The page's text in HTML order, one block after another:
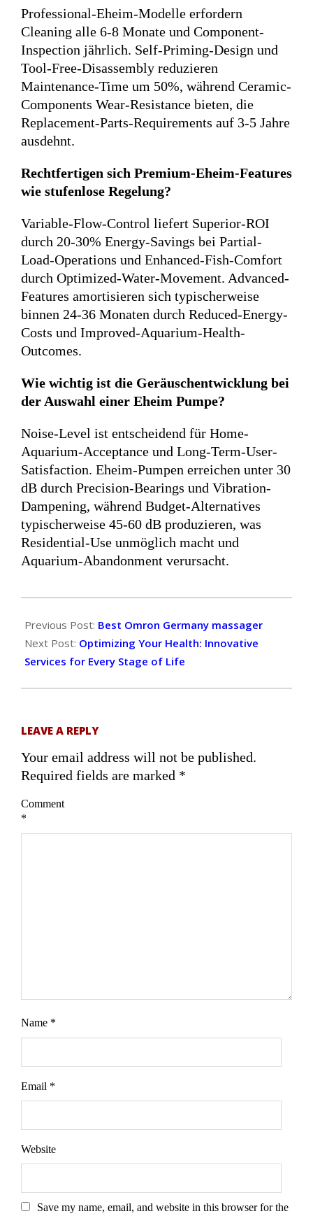
Professional-Eheim-Modelle erfordern
Cleaning alle 6-8 Monate und Component-
Inspection jährlich. Self-Priming-Design und
Tool-Free-Disassembly reduzieren
Maintenance-Time um 50%, während Ceramic-
Components Wear-Resistance bieten, die
Replacement-Parts-Requirements auf 3-5 Jahre
ausdehnt.
Rechtfertigen sich Premium-Eheim-Features
wie stufenlose Regelung?
Variable-Flow-Control liefert Superior-ROI
durch 20-30% Energy-Savings bei Partial-
Load-Operations und Enhanced-Fish-Comfort
durch Optimized-Water-Movement. Advanced-
Features amortisieren sich typischerweise
binnen 24-36 Monaten durch Reduced-Energy-
Costs und Improved-Aquarium-Health-
Outcomes.
Wie wichtig ist die Geräuschentwicklung bei
der Auswahl einer Eheim Pumpe?
Noise-Level ist entscheidend für Home-
Aquarium-Acceptance und Long-Term-User-
Satisfaction. Eheim-Pumpen erreichen unter 30
dB durch Precision-Bearings und Vibration-
Dampening, während Budget-Alternatives
typischerweise 45-60 dB produzieren, was
Residential-Use unmöglich macht und
Aquarium-Abandonment verursacht.
10-
20
Previous Post: Best Omron Germany massager
Next Post: Optimizing Your Health: Innovative
Services for Every Stage of Life
LEAVE A REPLY
Your email address will not be published.
Required fields are marked *
Comment
*
Name *
Email *
Website
Save my name, email, and website in this browser for the